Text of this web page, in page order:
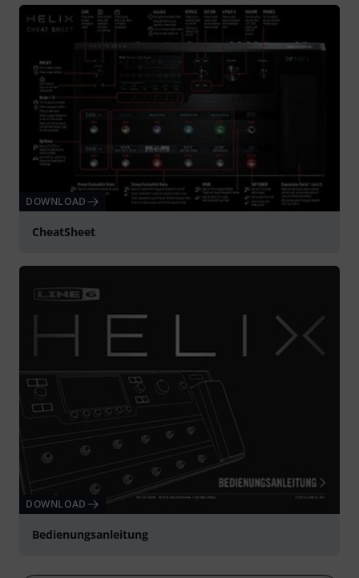
DOWNLOAD
CheatSheet
DOWNLOAD
Bedienungsanleitung